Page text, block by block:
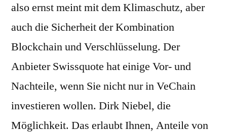
also ernst meint mit dem Klimaschutz, aber
auch die Sicherheit der Kombination
Blockchain und Verschlüsselung. Der
Anbieter Swissquote hat einige Vor- und
Nachteile, wenn Sie nicht nur in VeChain
investieren wollen. Dirk Niebel, die
Möglichkeit. Das erlaubt Ihnen, Anteile von